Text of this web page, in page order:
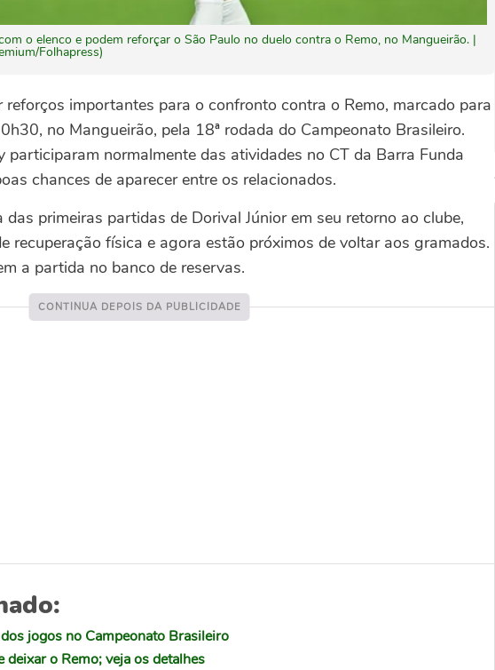
o elenco e podem reforçar o São Paulo no duelo contra o Remo, no Mangueirão. |
Folhapress)
reforços importantes para o confronto contra o Remo, marcado para
no Mangueirão, pela 18ª rodada do Campeonato Brasileiro.
participaram normalmente das atividades no CT da Barra Funda
chances de aparecer entre os relacionados.
primeiras partidas de Dorival Júnior em seu retorno ao clube,
recuperação física e agora estão próximos de voltar aos gramados.
a partida no banco de reservas.
jogos no Campeonato Brasileiro
o Remo; veja os detalhes